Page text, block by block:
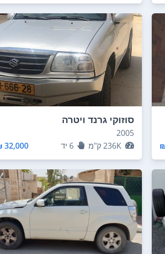
סוזוקי גרנד ויטרה
2005
236Kק"מ 6 יד 32,000 ₪